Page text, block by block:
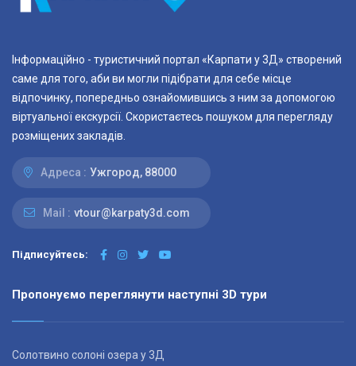
Інформаційно - туристичний портал «Карпати у 3Д» створений
саме для того, аби ви могли підібрати для себе місце
відпочинку, попередньо ознайомившись з ним за допомогою
віртуальної екскурсії. Скористаєтесь пошуком для перегляду
розміщених закладів.
Адреса : Ужгород, 88000
Mail : vtour@karpaty3d.com
Підписуйтесь:
Пропонуємо переглянути наступні 3D тури
Солотвино солоні озера у 3Д